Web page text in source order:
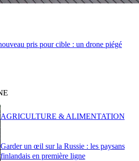
pris pour cible : un drone piégé
Garder un œil sur la Russie : les paysans
finlandais en première ligne
AGRICULTURE & ALIMENTATION